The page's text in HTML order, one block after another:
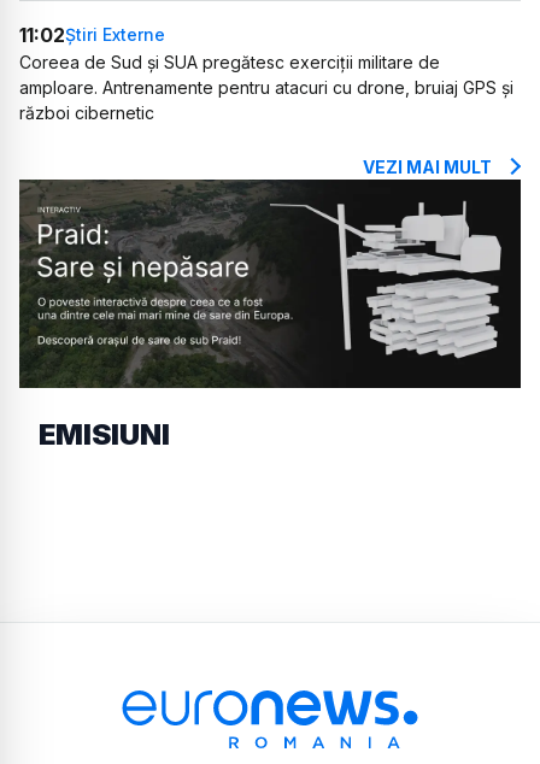
11:02Știri Externe
Coreea de Sud și SUA pregătesc exerciții militare de
amploare. Antrenamente pentru atacuri cu drone, bruiaj GPS și
război cibernetic
VEZI MAI MULT
EMISIUNI